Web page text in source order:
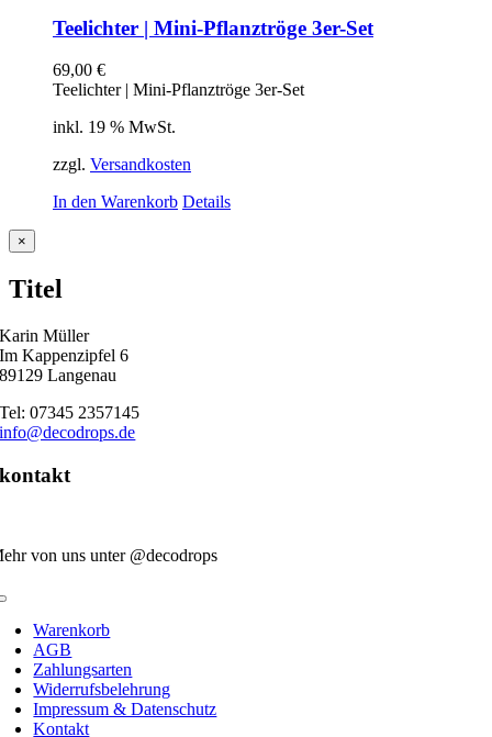
Teelichter | Mini-Pflanztröge 3er-Set
69,00 €
Teelichter | Mini-Pflanztröge 3er-Set
inkl. 19 % MwSt.
zzgl. Versandkosten
In den Warenkorb Details
Close
product
view
×
Titel
Karin Müller
Im Kappenzipfel 6
89129 Langenau
Tel: 07345 2357145
info@decodrops.de
kontakt
von uns unter @decodrops
Warenkorb
AGB
Zahlungsarten
Widerrufsbelehrung
Impressum & Datenschutz
Kontakt